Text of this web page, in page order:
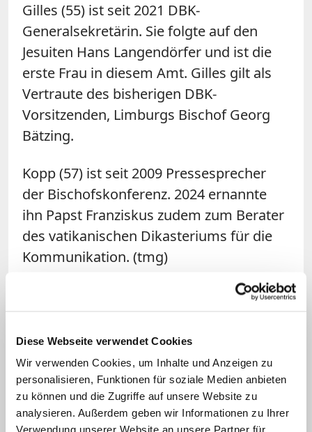
Diese Webseite verwendet Cookies
Wir verwenden Cookies, um Inhalte und Anzeigen zu
personalisieren, Funktionen für soziale Medien anbieten
zu können und die Zugriffe auf unsere Website zu
analysieren. Außerdem geben wir Informationen zu Ihrer
Verwendung unserer Website an unsere Partner für
Gilles (55) ist seit 2021 DBK-
Generalsekretärin. Sie folgte auf den
Jesuiten Hans Langendörfer und ist die
erste Frau in diesem Amt. Gilles gilt als
Vertraute des bisherigen DBK-
Vorsitzenden, Limburgs Bischof Georg
Bätzing.
Kopp (57) ist seit 2009 Pressesprecher
der Bischofskonferenz. 2024 ernannte
ihn Papst Franziskus zudem zum Berater
des vatikanischen Dikasteriums für die
Kommunikation. (tmg)